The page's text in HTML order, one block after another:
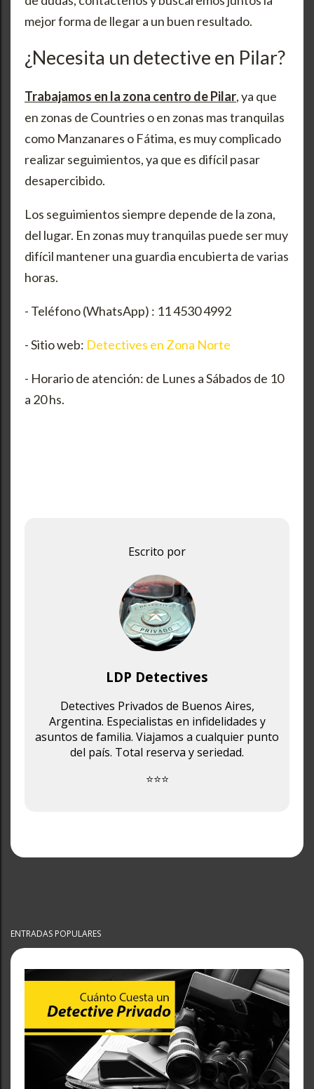
mejor forma de llegar a un buen resultado.
¿Necesita un detective en Pilar?
Trabajamos en la zona centro de Pilar, ya que
en zonas de Countries o en zonas mas tranquilas
como Manzanares o Fátima, es muy complicado
realizar seguimientos, ya que es difícil pasar
desapercibido.
Los seguimientos siempre depende de la zona,
del lugar. En zonas muy tranquilas puede ser muy
difícil mantener una guardia encubierta de varias
horas.
- Teléfono (WhatsApp) : 11 4530 4992
- Sitio web: Detectives en Zona Norte
- Horario de atención: de Lunes a Sábados de 10
a 20 hs.
Escrito por
LDP Detectives
Detectives Privados de Buenos Aires,
Argentina. Especialistas en infidelidades y
asuntos de familia. Viajamos a cualquier punto
del país. Total reserva y seriedad.
⭐⭐⭐
ENTRADAS POPULARES